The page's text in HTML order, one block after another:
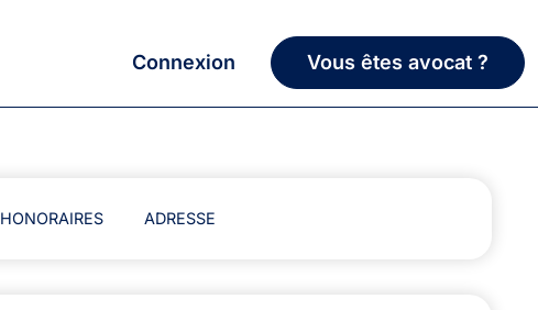
Connexion Vous êtes avocat ?
HONORAIRES ADRESSE